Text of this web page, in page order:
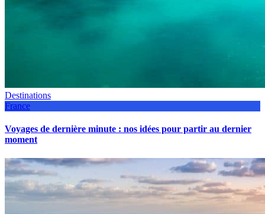
Destinations
France
Voyages de dernière minute : nos idées pour partir au dernier
moment